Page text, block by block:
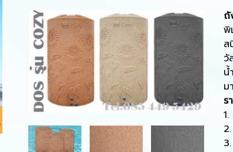
ถั
พิ
ส
วั
น้ำ
ม
ร
1.
2.